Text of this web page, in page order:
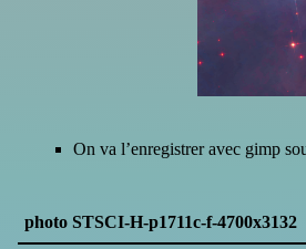
On va l’enregistrer avec gimp
photo STSCI-H-p1711c-f-4700x3132